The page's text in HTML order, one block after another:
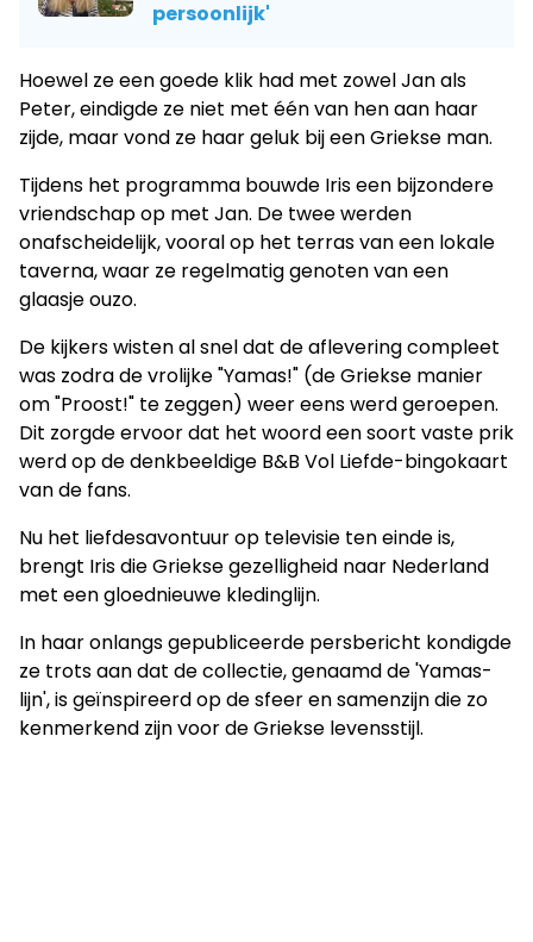
persoonlijk'
Hoewel ze een goede klik had met zowel Jan als
Peter, eindigde ze niet met één van hen aan haar
zijde, maar vond ze haar geluk bij een Griekse man.
Tijdens het programma bouwde Iris een bijzondere
vriendschap op met Jan. De twee werden
onafscheidelijk, vooral op het terras van een lokale
taverna, waar ze regelmatig genoten van een
glaasje ouzo.
De kijkers wisten al snel dat de aflevering compleet
was zodra de vrolijke "Yamas!" (de Griekse manier
om "Proost!" te zeggen) weer eens werd geroepen.
Dit zorgde ervoor dat het woord een soort vaste prik
werd op de denkbeeldige B&B Vol Liefde-bingokaart
van de fans.
Nu het liefdesavontuur op televisie ten einde is,
brengt Iris die Griekse gezelligheid naar Nederland
met een gloednieuwe kledinglijn.
In haar onlangs gepubliceerde persbericht kondigde
ze trots aan dat de collectie, genaamd de 'Yamas-
lijn', is geïnspireerd op de sfeer en samenzijn die zo
kenmerkend zijn voor de Griekse levensstijl.